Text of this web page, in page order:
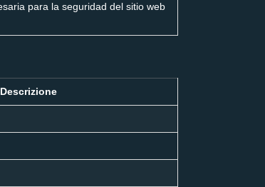
para la seguridad del sitio web
Descrizione